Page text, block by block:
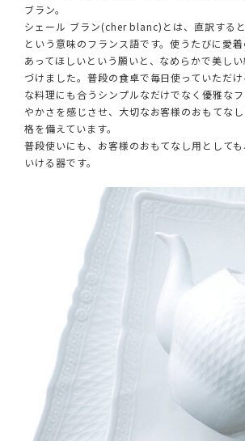
ブラン。
シェール ブラン(cher blanc)とは、直訳すると
という意味のフランス語です。使うたびに愛
あってほしいという願いと、なめらかで美し
づけました。普段の食卓で毎日使っていただ
な料理にも合うシンプルなだけでなく優雅な
やかさを感じさせ、大切なお客様のおもてな
格を備えています。
普段使いにも、お客様のおもてなし用として
いける器です。